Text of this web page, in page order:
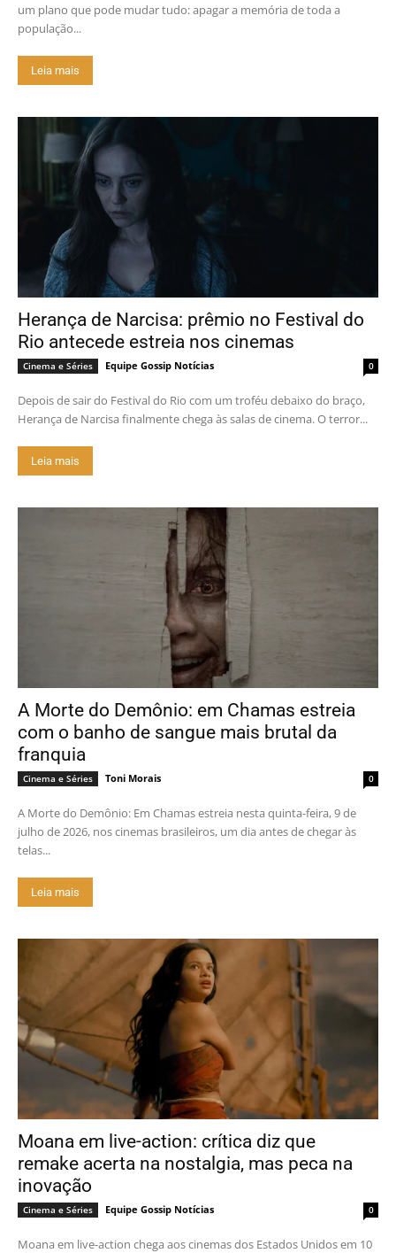
um plano que pode mudar tudo: apagar a memória de toda a
população...
Leia mais
Herança de Narcisa: prêmio no Festival do
Rio antecede estreia nos cinemas
Cinema e Séries Equipe Gossip Notícias 0
Depois de sair do Festival do Rio com um troféu debaixo do braço,
Herança de Narcisa finalmente chega às salas de cinema. O terror...
Leia mais
A Morte do Demônio: em Chamas estreia
com o banho de sangue mais brutal da
franquia
Cinema e Séries Toni Morais 0
A Morte do Demônio: Em Chamas estreia nesta quinta-feira, 9 de
julho de 2026, nos cinemas brasileiros, um dia antes de chegar às
telas...
Leia mais
Moana em live-action: crítica diz que
remake acerta na nostalgia, mas peca na
inovação
Cinema e Séries Equipe Gossip Notícias 0
Moana em live-action chega aos cinemas dos Estados Unidos em 10